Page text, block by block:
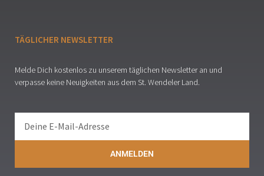
TÄGLICHER NEWSLETTER
Melde Dich kostenlos zu unserem täglichen Newsletter an und
verpasse keine Neuigkeiten aus dem St. Wendeler Land.
ANMELDEN